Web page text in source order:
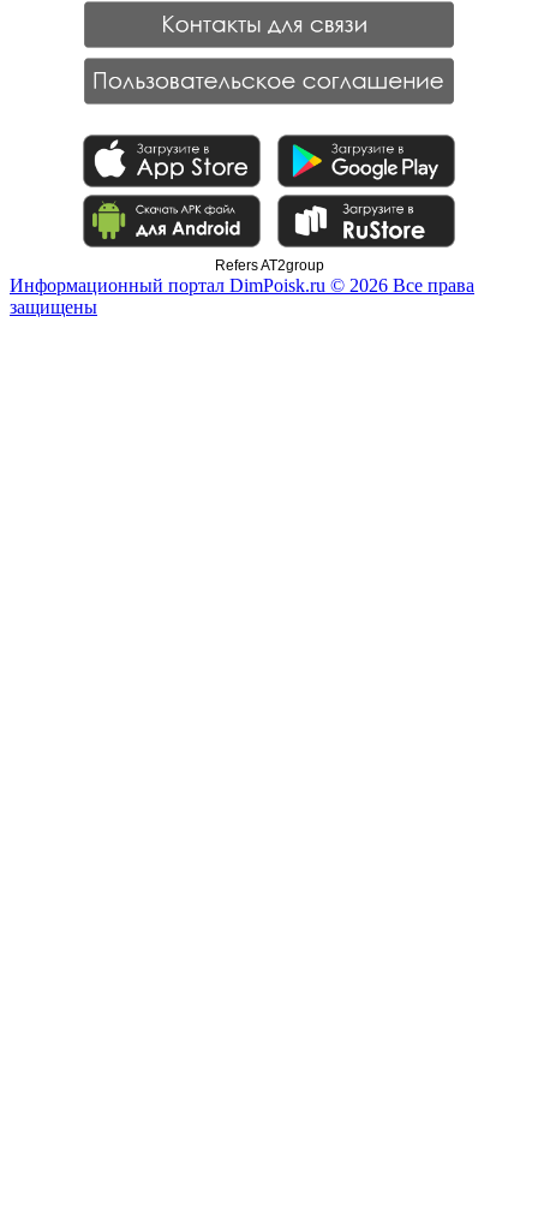
Refers AT2group
Информационный портал DimPoisk.ru © 2026 Все права
защищены